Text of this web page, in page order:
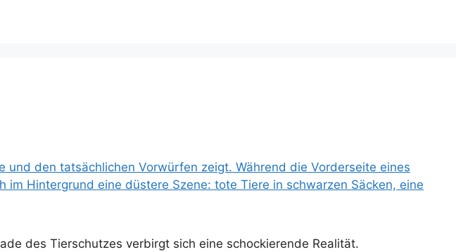
des Tierschutzes verbirgt sich eine schockierende Realität.